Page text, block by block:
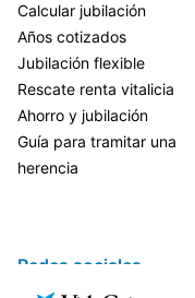
Calcular jubilación
Años cotizados
Jubilación flexible
Rescate renta vitalicia
Ahorro y jubilación
Guía para tramitar una
herencia
Redes sociales